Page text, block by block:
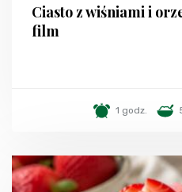
Ciasto z wiśniami i
film
1 godz.